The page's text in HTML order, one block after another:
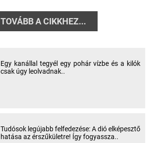
TOVÁBB A CIKKHEZ...
Egy kanállal tegyél egy pohár vízbe és a kilók
csak úgy leolvadnak..
Tudósok legújabb felfedezése: A dió elképesztő
hatása az érszűkületre! Így fogyassza..